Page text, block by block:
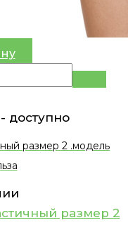
доступно
размер 2 .модель
размер 2